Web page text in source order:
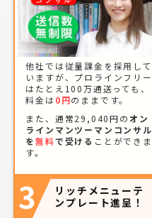
他社では従量課金を採用して
いますが、プロラインフリー
はたとえ100万通送っても、
料金は 0円のままです。
また、通常29,040円のオン
ラインマンツーマンコンサル
を無料で受ける ことができま
す。
3
リッチメニューテ
ンプレート進呈！